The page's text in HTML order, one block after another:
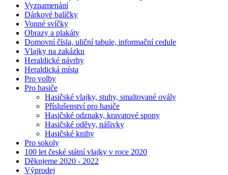
Vyznamenání
Dárkové balíčky
Vonné svíčky
Obrazy a plakáty
Domovní čísla, uliční tabule, informační cedule
Vlajky na zakázku
Heraldické návrhy
Heraldická místa
Pro volby
Pro hasiče
Hasičské vlajky, stuhy, smaltované ovály
Příslušenství pro hasiče
Hasičské odznaky, kravatové spony
Hasičské oděvy, nášivky
Hasičské knihy
Pro sokoly
100 let české státní vlajky v roce 2020
Děkujeme 2020 - 2022
Výprodej